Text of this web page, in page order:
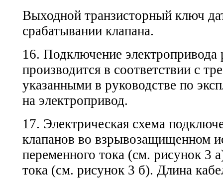
Выходной транзисторный ключ
срабатывании клапана.
16. Подключение электропривода
производится в соответствии с
указанными в руководстве по
на электропривод.
17. Электрическая схема
клапанов во взрывозащищенном
переменного тока (см. рисунок 3
тока (см. рисунок 3 б). Длина